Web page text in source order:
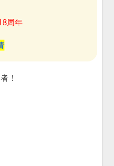
周年
！